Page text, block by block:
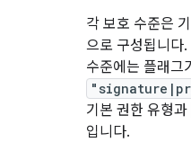
각 보호 수준은
으로 구성됩니다.
수준에는 플래그
기본 권한 유형과
입니다.